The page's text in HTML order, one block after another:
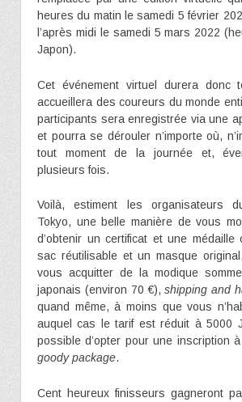
heures du matin le samedi 5 février
l’après midi le samedi 5 mars 2022
Japon).
Cet événement virtuel durera donc
accueillera des coureurs du monde
participants sera enregistrée via une
et pourra se dérouler n’importe où,
tout moment de la journée et,
plusieurs fois.
Voilà, estiment les organisateurs
Tokyo, une belle manière de vous
d’obtenir un certificat et une médaille
sac réutilisable et un masque
vous acquitter de la modique
japonais (environ 70 €),shipping and
quand même, à moins que vous
auquel cas le tarif est réduit à 5000
possible d’opter pour une inscription
goody package.
Cent heureux finisseurs gagneront